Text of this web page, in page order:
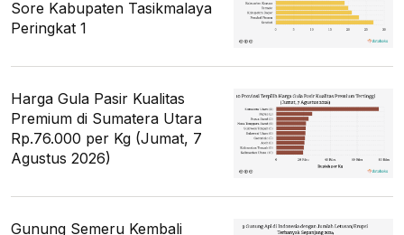
Sore Kabupaten Tasikmalaya
Peringkat 1
Harga Gula Pasir Kualitas
Premium di Sumatera Utara
Rp.76.000 per Kg (Jumat, 7
Agustus 2026)
Gunung Semeru Kembali